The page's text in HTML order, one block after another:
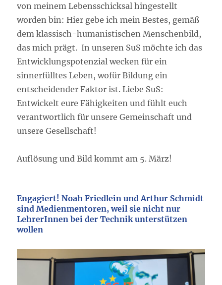
von meinem Lebensschicksal hingestellt
worden bin: Hier gebe ich mein Bestes, gemäß
dem klassisch-humanistischen Menschenbild,
das mich prägt. In unseren SuS möchte ich das
Entwicklungspotenzial wecken für ein
sinnerfülltes Leben, wofür Bildung ein
entscheidender Faktor ist. Liebe SuS:
Entwickelt eure Fähigkeiten und fühlt euch
verantwortlich für unsere Gemeinschaft und
unsere Gesellschaft!
Auflösung und Bild kommt am 5. März!
Engagiert! Noah Friedlein und Arthur Schmidt
sind Medienmentoren, weil sie nicht nur
LehrerInnen bei der Technik unterstützen
wollen